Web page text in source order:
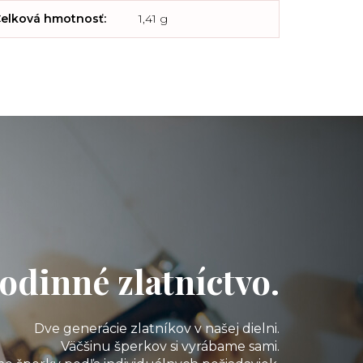
hmotnosť: 1,41 g
zlatníctvo.
Dve generácie zlatníkov v našej dielni.
Väčšinu šperkov si vyrábame sami.